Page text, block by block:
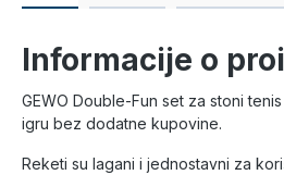
Informacije o
GEWO Double-Fun set za stoni
igru bez dodatne kupovine.
Reketi su lagani i jednostavni za